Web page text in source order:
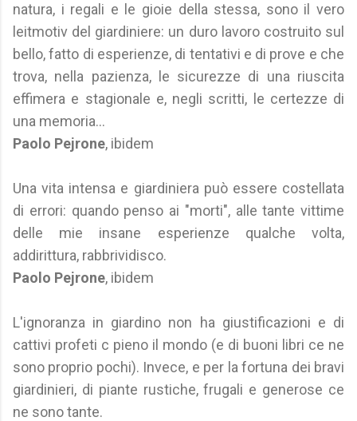
natura, i regali e le gioie della stessa, sono il vero
leitmotiv del giardiniere: un duro lavoro costruito sul
bello, fatto di esperienze, di tentativi e di prove e che
trova, nella pazienza, le sicurezze di una riuscita
effimera e stagionale e, negli scritti, le certezze di
una memoria...
Paolo Pejrone, ibidem
Una vita intensa e giardiniera può essere costellata
di errori: quando penso ai "morti", alle tante vittime
delle mie insane esperienze qualche volta,
addirittura, rabbrividisco.
Paolo Pejrone, ibidem
L'ignoranza in giardino non ha giustificazioni e di
cattivi profeti c pieno il mondo (e di buoni libri ce ne
sono proprio pochi). Invece, e per la fortuna dei bravi
giardinieri, di piante rustiche, frugali e generose ce
ne sono tante.